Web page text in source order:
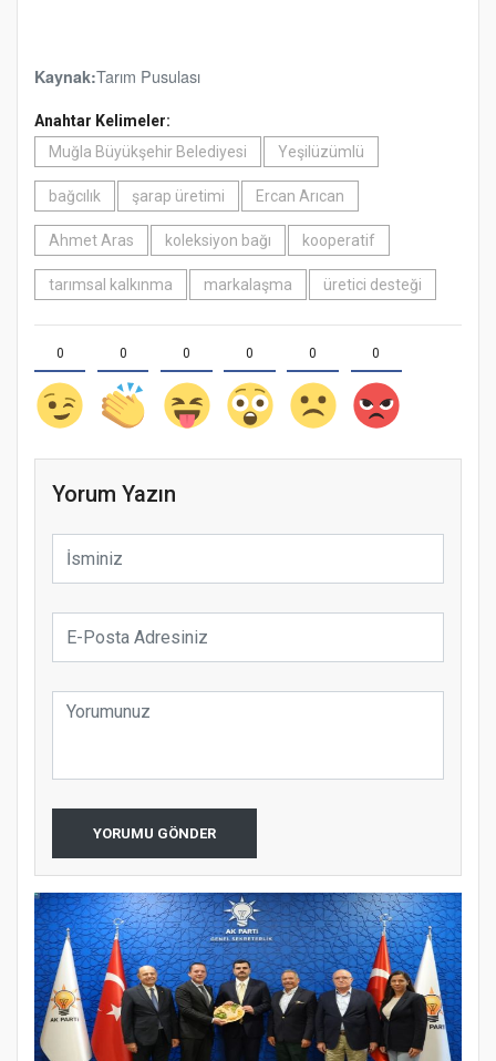
Kaynak:Tarım Pusulası
Anahtar Kelimeler:
Muğla Büyükşehir Belediyesi
Yeşilüzümlü
bağcılık şarap üretimi Ercan Arıcan
Ahmet Aras koleksiyon bağı kooperatif
tarımsal kalkınma markalaşma üretici desteği
0 0 0 0 0 0
Yorum Yazın
YORUMU GÖNDER